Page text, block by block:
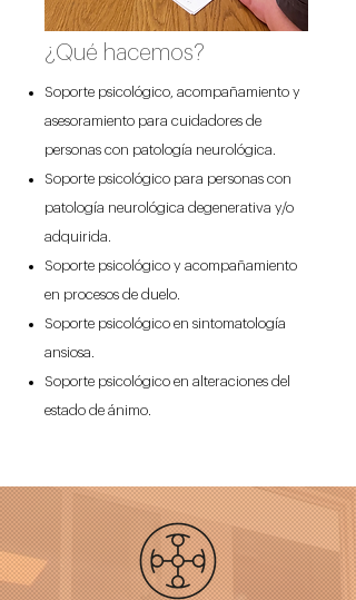
¿Qué hacemos?
Soporte psicológico, acompañamiento y
asesoramiento para cuidadores de
personas con patología neurológica.
Soporte psicológico para personas con
patología neurológica degenerativa y/o
adquirida.
Soporte psicológico y acompañamiento
en procesos de duelo.
Soporte psicológico en sintomatología
ansiosa.
Soporte psicológico en alteraciones del
estado de ánimo.